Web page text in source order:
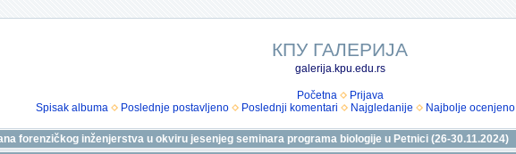
КПУ ГАЛЕРИЈА
galerija.kpu.edu.rs
Početna
Prijava
Spisak albuma
Poslednje postavljeno Poslednji komentari Najgledanije Najbolje ocenjeno
forenzičkog inženjerstva u okviru jesenjeg seminara programa biologije u Petnici (26-30.11.2024)